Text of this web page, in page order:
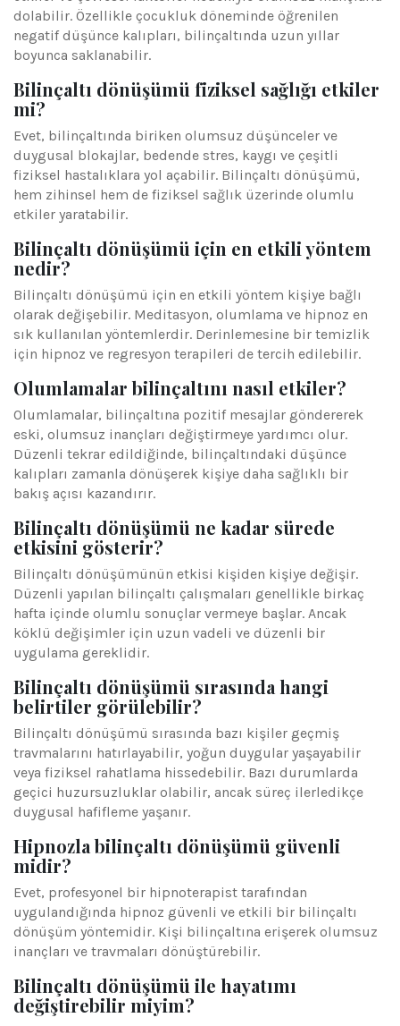
dolabilir. Özellikle çocukluk döneminde öğrenilen
negatif düşünce kalıpları, bilinçaltında uzun yıllar
boyunca saklanabilir.
Bilinçaltı dönüşümü fiziksel sağlığı etkiler
mi?
Evet, bilinçaltında biriken olumsuz düşünceler ve
duygusal blokajlar, bedende stres, kaygı ve çeşitli
fiziksel hastalıklara yol açabilir. Bilinçaltı dönüşümü,
hem zihinsel hem de fiziksel sağlık üzerinde olumlu
etkiler yaratabilir.
Bilinçaltı dönüşümü için en etkili yöntem
nedir?
Bilinçaltı dönüşümü için en etkili yöntem kişiye bağlı
olarak değişebilir. Meditasyon, olumlama ve hipnoz en
sık kullanılan yöntemlerdir. Derinlemesine bir temizlik
için hipnoz ve regresyon terapileri de tercih edilebilir.
Olumlamalar bilinçaltını nasıl etkiler?
Olumlamalar, bilinçaltına pozitif mesajlar göndererek
eski, olumsuz inançları değiştirmeye yardımcı olur.
Düzenli tekrar edildiğinde, bilinçaltındaki düşünce
kalıpları zamanla dönüşerek kişiye daha sağlıklı bir
bakış açısı kazandırır.
Bilinçaltı dönüşümü ne kadar sürede
etkisini gösterir?
Bilinçaltı dönüşümünün etkisi kişiden kişiye değişir.
Düzenli yapılan bilinçaltı çalışmaları genellikle birkaç
hafta içinde olumlu sonuçlar vermeye başlar. Ancak
köklü değişimler için uzun vadeli ve düzenli bir
uygulama gereklidir.
Bilinçaltı dönüşümü sırasında hangi
belirtiler görülebilir?
Bilinçaltı dönüşümü sırasında bazı kişiler geçmiş
travmalarını hatırlayabilir, yoğun duygular yaşayabilir
veya fiziksel rahatlama hissedebilir. Bazı durumlarda
geçici huzursuzluklar olabilir, ancak süreç ilerledikçe
duygusal hafifleme yaşanır.
Hipnozla bilinçaltı dönüşümü güvenli
midir?
Evet, profesyonel bir hipnoterapist tarafından
uygulandığında hipnoz güvenli ve etkili bir bilinçaltı
dönüşüm yöntemidir. Kişi bilinçaltına erişerek olumsuz
inançları ve travmaları dönüştürebilir.
Bilinçaltı dönüşümü ile hayatımı
değiştirebilir miyim?